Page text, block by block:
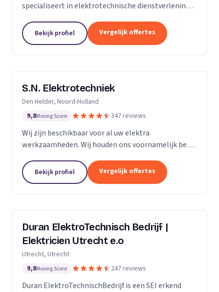
specialiseert in elektrotechnische dienstverlening.
klanttevredenheid, streven we ernaar om elke klus,
groot of...
Bekijk profiel Vergelijk offertes
S.N. Elektrotechniek
Den Helder, Noord-Holland
9,8Moving Score 347 reviews
Wij zijn beschikbaar voor al uw elektra
werkzaamheden. Wij houden ons voornamelijk bezig
groepenkastinstallaties & laadpalen.
Bekijk profiel Vergelijk offertes
Duran ElektroTechnisch Bedrijf |
Elektricien Utrecht e.o
Utrecht, Utrecht
9,8Moving Score 247 reviews
Duran ElektroTechnischBedrijf is een SEI erkend